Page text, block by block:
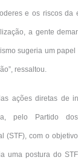
e os riscos da
a gente
sugeria um
ressaltou.
ações diretas de
pelo Partido dos
(STF), com o objetivo
uma postura do STF